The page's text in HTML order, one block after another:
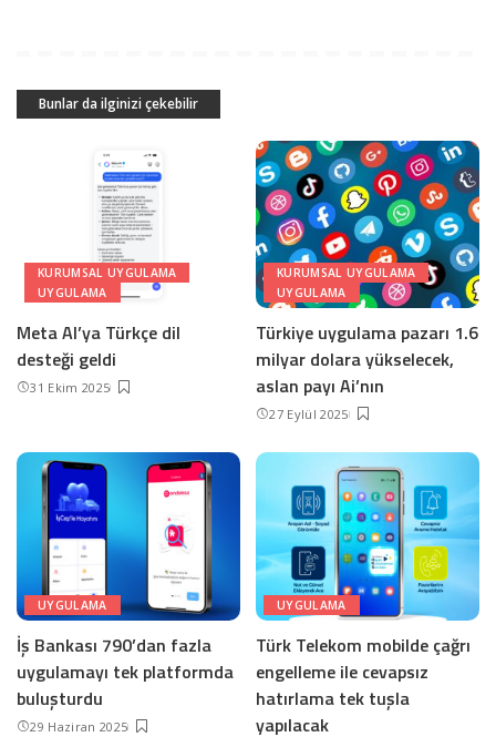
Bunlar da ilginizi çekebilir
KURUMSAL UYGULAMA
UYGULAMA
Meta AI’ya Türkçe dil
desteği geldi
31 Ekim 2025
KURUMSAL UYGULAMA
UYGULAMA
Türkiye uygulama pazarı 1.6
milyar dolara yükselecek,
aslan payı Ai’nın
27 Eylül 2025
UYGULAMA
İş Bankası 790’dan fazla
uygulamayı tek platformda
buluşturdu
29 Haziran 2025
UYGULAMA
Türk Telekom mobilde çağrı
engelleme ile cevapsız
hatırlama tek tuşla
yapılacak